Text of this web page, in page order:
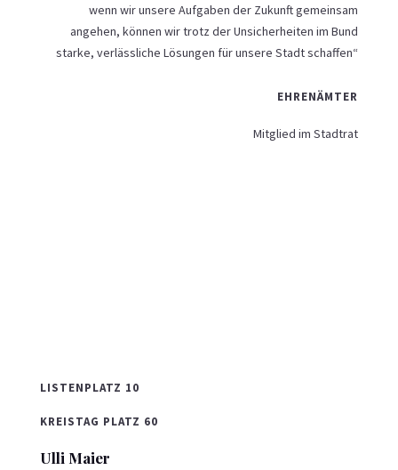
wenn wir unsere Aufgaben der Zukunft gemeinsam
angehen, können wir trotz der Unsicherheiten im Bund
starke, verlässliche Lösungen für unsere Stadt schaffen“
EHRENÄMTER
Mitglied im Stadtrat
LISTENPLATZ 10
KREISTAG PLATZ 60
Ulli Maier